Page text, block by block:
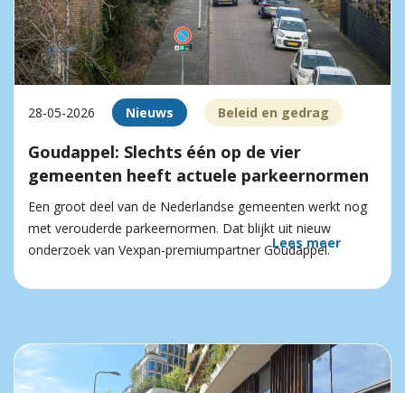
28-05-2026 Nieuws Beleid en gedrag
Goudappel: Slechts één op de vier
gemeenten heeft actuele parkeernormen
Een groot deel van de Nederlandse gemeenten werkt nog
met verouderde parkeernormen. Dat blijkt uit nieuw
onderzoek van Vexpan-premiumpartner Goudappel.
Lees meer